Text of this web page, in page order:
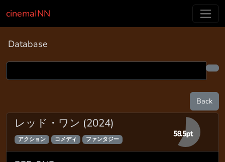
cinemaINN
Database
Back
レッド・ワン (2024)
アクション コメディ ファンタジー
58.5pt